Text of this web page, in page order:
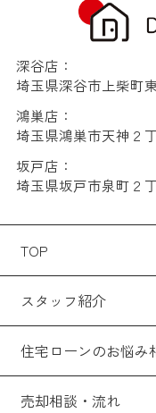
深谷店：
埼玉県深谷市上柴町
鴻巣店：
埼玉県鴻巣市天神２
坂戸店：
埼玉県坂戸市泉町２
TOP
スタッフ紹介
住宅ローンのお悩み
売却相談・流れ